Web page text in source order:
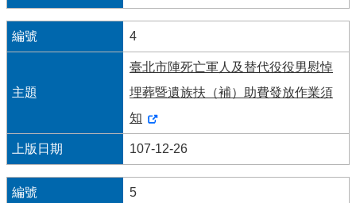
網
站
頁
臺
北
4
臺北市陣死亡軍人及替代役役男慰悼
埋葬暨遺族扶（補）助費發放作業須
知
107-12-26
5